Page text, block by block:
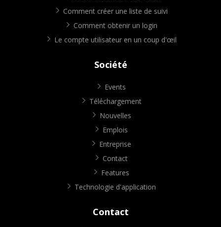
Comment créer une liste de suivi
Comment obtenir un login
Le compte utilisateur en un coup d'œil
Société
Events
Téléchargement
Nouvelles
Emplois
Entreprise
Contact
Features
Technologie d'application
Contact